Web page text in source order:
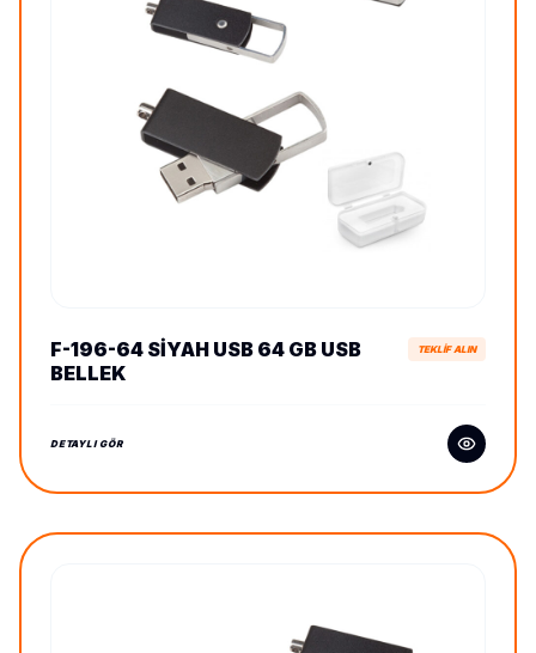
F-196-64 SIYAH USB 64 GB USB
BELLEK
TEKLİF ALIN
DETAYLI GÖR